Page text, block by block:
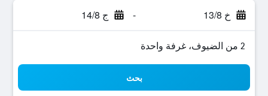
خ 13/8 - ج 14/8
2 من الضيوف، غرفة واحدة
بحث